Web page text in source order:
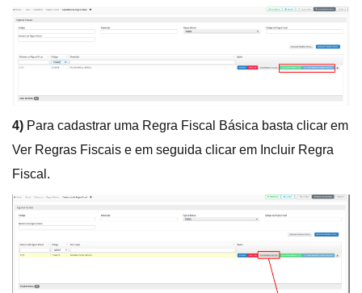
4) Para cadastrar uma Regra Fiscal Básica basta clicar em
Ver Regras Fiscais e em seguida clicar em Incluir Regra
Fiscal.